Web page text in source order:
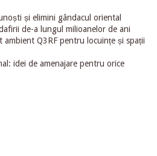
și elimini gândacul oriental
de-a lungul milioanelor de ani
Q3RF pentru locuințe și spații
idei de amenajare pentru orice